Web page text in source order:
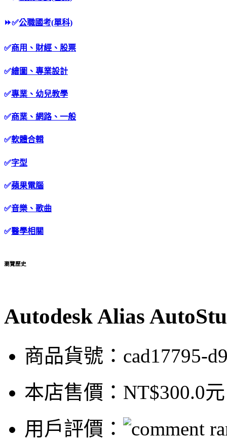
⏩✅公職國考(單科)
✅商用、財經、股票
✅繪圖、專業設計
✅專業、幼兒教學
✅商業、網路、一般
✅軟體合輯
✅字型
✅蘋果電腦
✅音樂、歌曲
✅醫學相關
瀏覽歷史
Autodesk Alias
商品貨號：cad17795-
本店售價： NT$300.0元
用戶評價：